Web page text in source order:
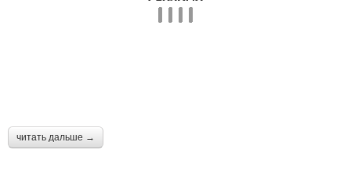
читать дальше →